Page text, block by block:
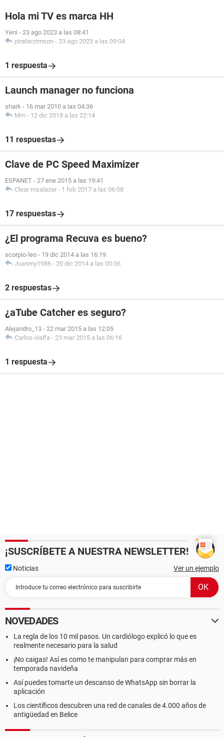
Hola mi TV es marca HH
Yeni - 23 ago 2023 a las 08:41
piratacrimson - 23 ago 2023 a las 09:04
1 respuesta
Launch manager no funciona
shark - 16 mar 2010 a las 04:36
Mm - 12 dic 2018 a las 22:14
11 respuestas
Clave de PC Speed Maximizer
ESPANET - 27 ene 2015 a las 19:41
Clear msalazar - 1 feb 2017 a las 06:08
17 respuestas
¿El programa Recuva es bueno?
scorpio-leo - 19 dic 2014 a las 16:19
Juanmy1986 - 20 dic 2014 a las 00:36
2 respuestas
¿aTube Catcher es seguro?
Alejandro_13 - 22 mar 2015 a las 12:05
Carlos-vialfa - 23 mar 2015 a las 06:16
1 respuesta
¡SUSCRÍBETE A NUESTRA NEWSLETTER!
Noticias Ver un ejemplo
NOVEDADES
La regla de los 10 mil pasos. Un cardiólogo explicó lo que es
realmente necesario para la salud
¡No caigas! Así es como te manipulan para comprar más en
temporada navideña
Así puedes tomarte un descanso de WhatsApp sin borrar la
aplicación
Los científicos descubren una red de canales de 4.000 años de
antigüedad en Belice